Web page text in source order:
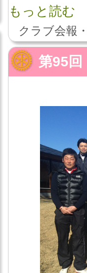
もっと読む
クラブ会報
第95